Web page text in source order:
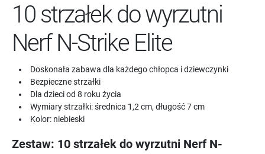
10 strzałek do wyrzutni
Nerf N-Strike Elite
Doskonała zabawa dla każdego chłopca i dziewczynki
Bezpieczne strzałki
Dla dzieci od 8 roku życia
Wymiary strzałki: średnica 1,2 cm, długość 7 cm
Kolor: niebieski
Zestaw: 10 strzałek do wyrzutni Nerf N-